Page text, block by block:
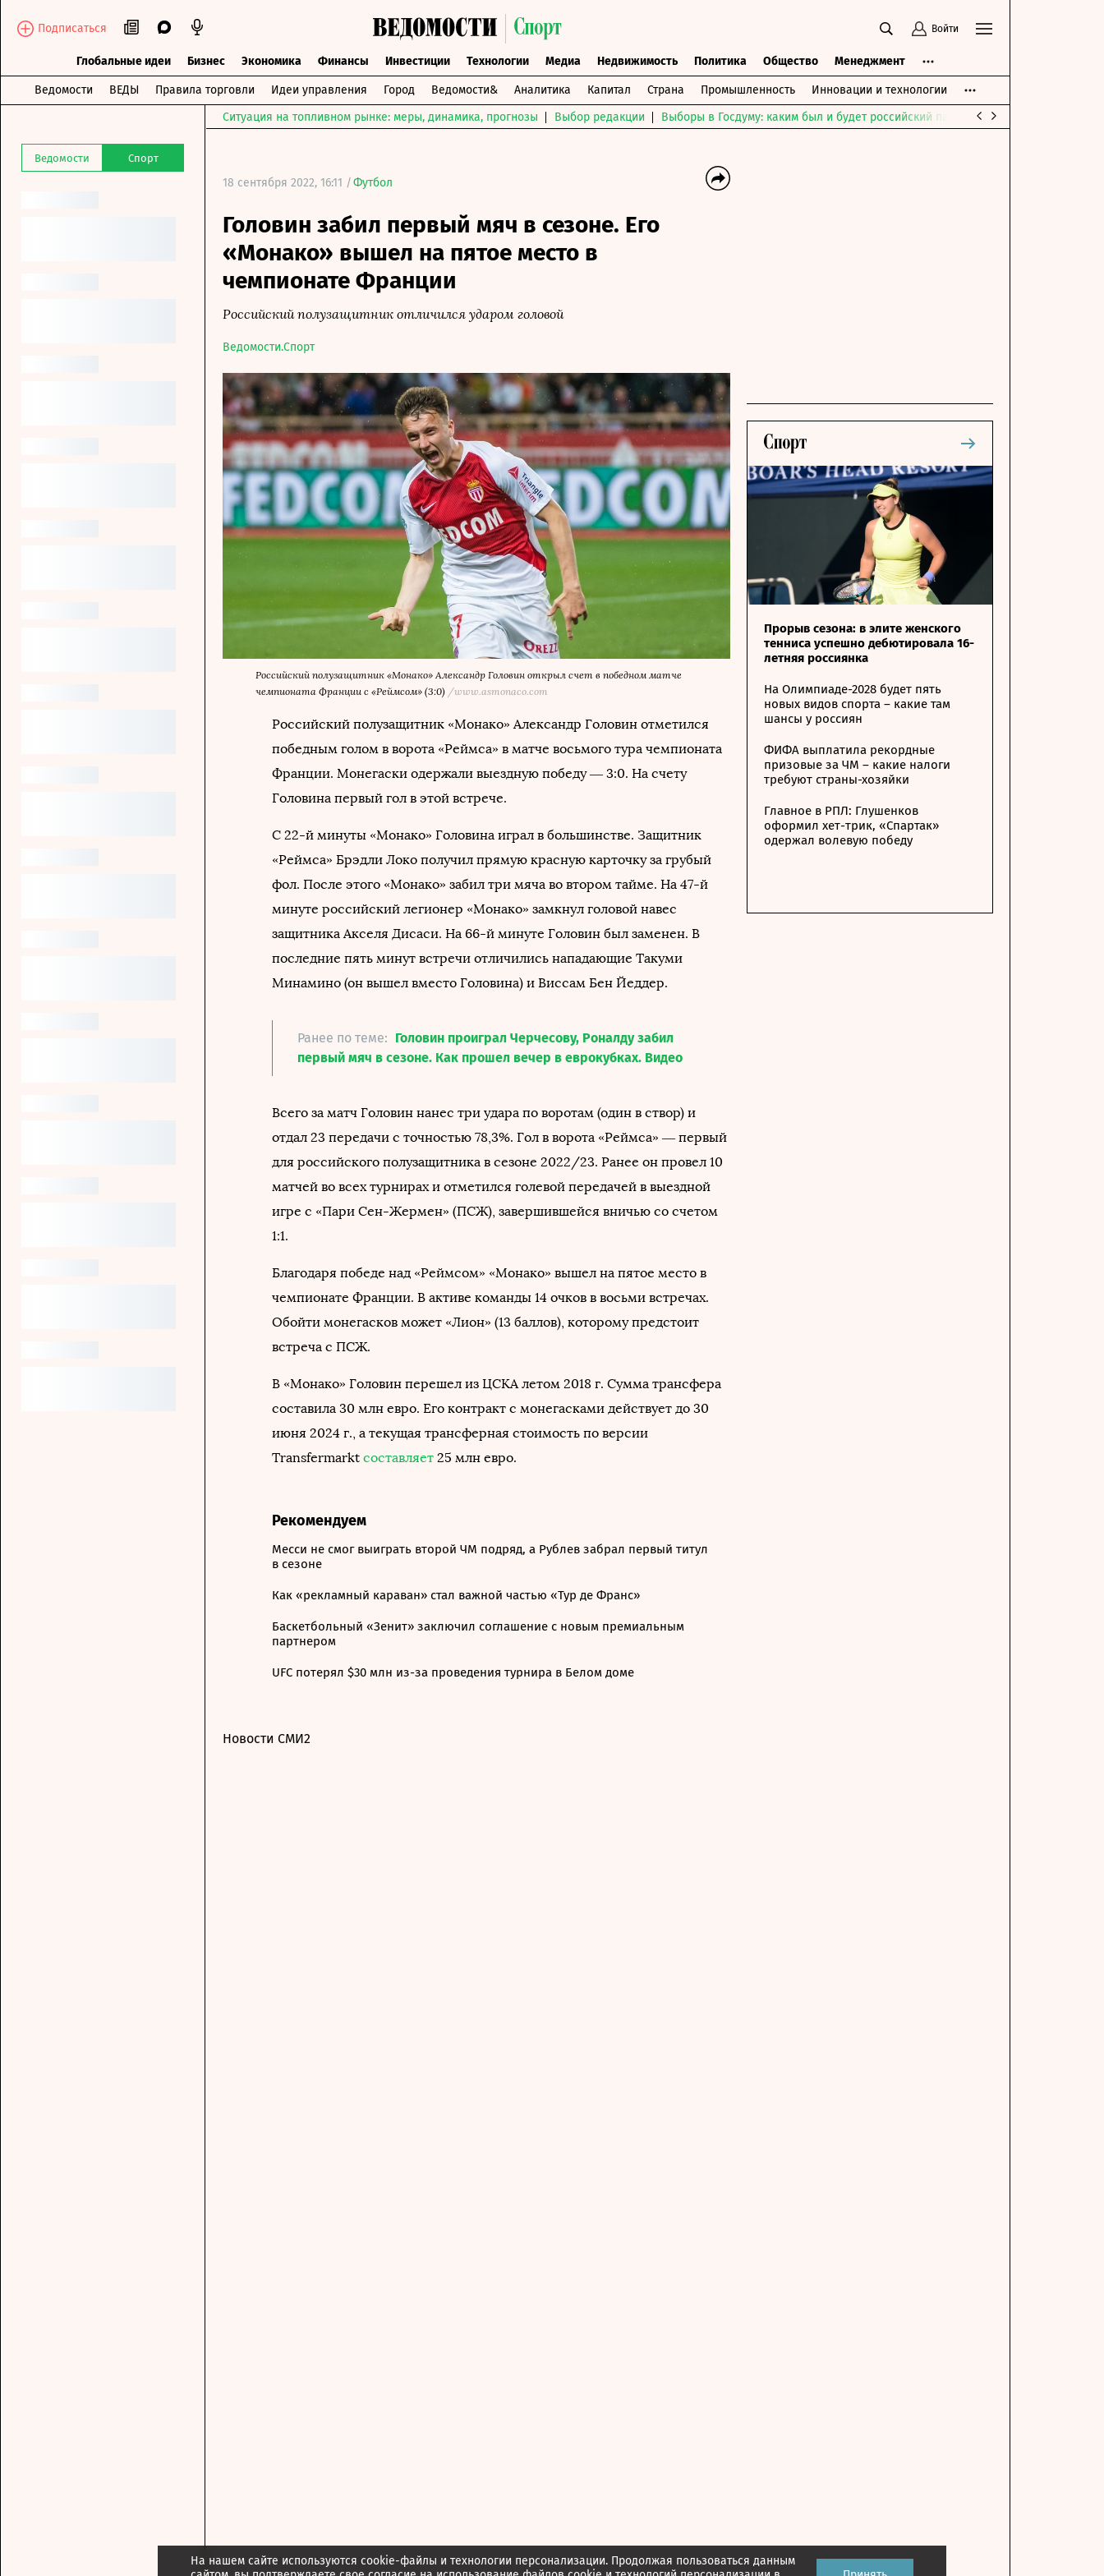
На нашем сайте используются cookie-файлы и технологии персонализации. Продолжая пользоваться данным
Подписаться Войти
Глобальные идеи Бизнес Экономика Финансы Инвестиции Технологии Медиа Недвижимость Политика Общество Менеджмент
Ведомости ВЕДЫ Правила торговли Идеи управления Город Ведомости& Аналитика Капитал Страна Промышленность Инновации и технологии
Ведомости Спорт
Ситуация на топливном рынке: меры, динамика, прогнозы Выбор редакции Выборы в Госдуму: каким был и будет российский парламент
18 сентября 2022, 16:11 /Футбол
Головин забил первый мяч в сезоне. Его
«Монако» вышел на пятое место в
чемпионате Франции
Российский полузащитник отличился ударом головой
Ведомости.Спорт
Российский полузащитник «Монако» Александр Головин открыл счет в победном матче
чемпионата Франции с «Реймсом» (3:0) /www.asmonaco.com
Российский полузащитник «Монако» Александр Головин отметился
победным голом в ворота «Реймса» в матче восьмого тура чемпионата
Франции. Монегаски одержали выездную победу — 3:0. На счету
Головина первый гол в этой встрече.
С 22-й минуты «Монако» Головина играл в большинстве. Защитник
«Реймса» Брэдли Локо получил прямую красную карточку за грубый
фол. После этого «Монако» забил три мяча во втором тайме. На 47-й
минуте российский легионер «Монако» замкнул головой навес
защитника Акселя Дисаси. На 66-й минуте Головин был заменен. В
последние пять минут встречи отличились нападающие Такуми
Минамино (он вышел вместо Головина) и Виссам Бен Йеддер.
Ранее по теме: Головин проиграл Черчесову, Роналду забил
первый мяч в сезоне. Как прошел вечер в еврокубках. Видео
Всего за матч Головин нанес три удара по воротам (один в створ) и
отдал 23 передачи с точностью 78,3%. Гол в ворота «Реймса» — первый
для российского полузащитника в сезоне 2022/23. Ранее он провел 10
матчей во всех турнирах и отметился голевой передачей в выездной
игре с «Пари Сен-Жермен» (ПСЖ), завершившейся вничью со счетом
1:1.
Благодаря победе над «Реймсом» «Монако» вышел на пятое место в
чемпионате Франции. В активе команды 14 очков в восьми встречах.
Обойти монегасков может «Лион» (13 баллов), которому предстоит
встреча с ПСЖ.
В «Монако» Головин перешел из ЦСКА летом 2018 г. Сумма трансфера
составила 30 млн евро. Его контракт с монегасками действует до 30
июня 2024 г., а текущая трансферная стоимость по версии
Transfermarkt составляет 25 млн евро.
Рекомендуем
Месси не смог выиграть второй ЧМ подряд, а Рублев забрал первый титул
в сезоне
Как «рекламный караван» стал важной частью «Тур де Франс»
Баскетбольный «Зенит» заключил соглашение с новым премиальным
партнером
UFC потерял $30 млн из-за проведения турнира в Белом доме
Прорыв сезона: в элите женского
тенниса успешно дебютировала 16-
летняя россиянка
На Олимпиаде-2028 будет пять
новых видов спорта – какие там
шансы у россиян
ФИФА выплатила рекордные
призовые за ЧМ – какие налоги
требуют страны-хозяйки
Главное в РПЛ: Глушенков
оформил хет-трик, «Спартак»
одержал волевую победу
Новости СМИ2